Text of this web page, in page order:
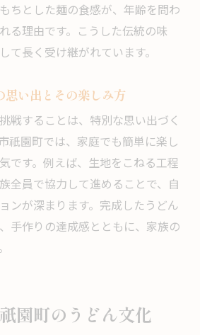
ちとした麺の食感が、年齢を問わ
る理由です。こうした伝統の味
て長く受け継がれています。
思い出とその楽しみ方
戦することは、特別な思い出づく
祇園町では、家庭でも簡単に楽し
です。例えば、生地をこねる工程
全員で協力して進めることで、自
ンが深まります。完成したうどん
手作りの達成感とともに、家族の
園町のうどん文化